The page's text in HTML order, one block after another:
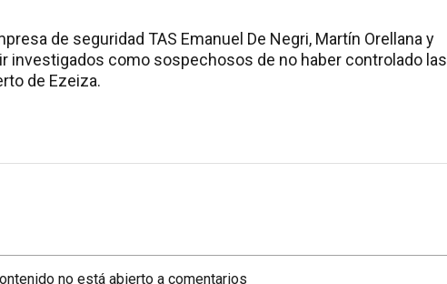
de seguridad TAS Emanuel De Negri, Martín Orellana y
investigados como sospechosos de no haber controlado las
de Ezeiza.
no está abierto a comentarios